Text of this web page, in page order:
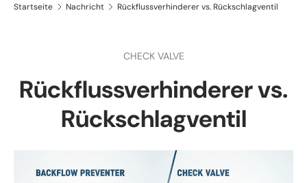
Startseite Nachricht Rückflussverhinderer vs. Rückschlagventil
CHECK VALVE
Rückflussverhinderer vs.
Rückschlagventil